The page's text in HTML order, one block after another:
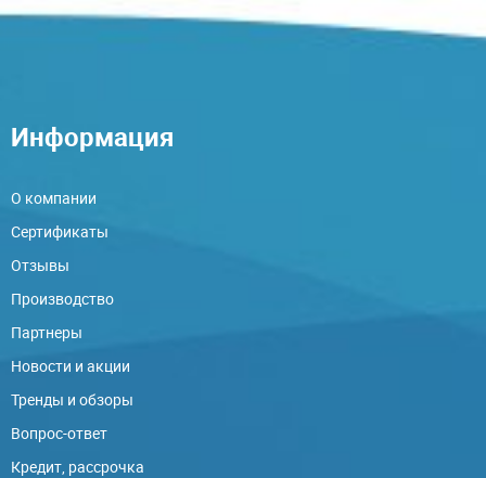
Информация
О компании
Сертификаты
Отзывы
Производство
Партнеры
Новости и акции
Тренды и обзоры
Вопрос-ответ
Кредит, рассрочка